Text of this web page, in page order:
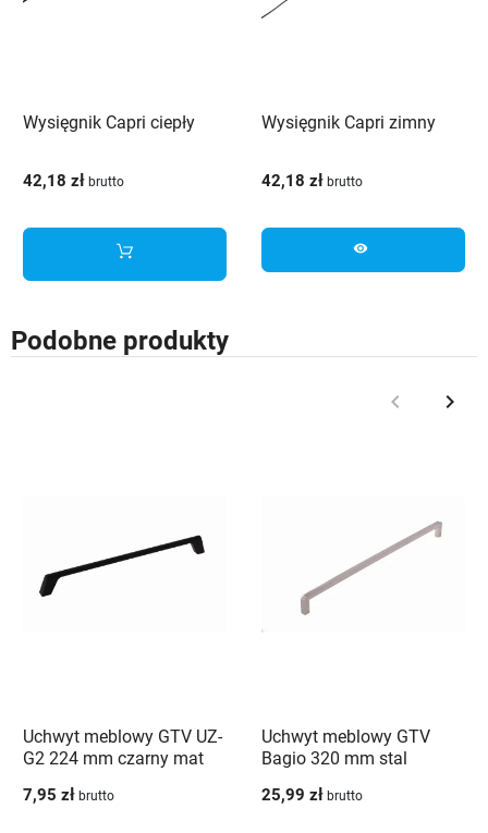
Wysięgnik Capri ciepły
42,18 zł brutto
Wysięgnik Capri zimny
42,18 zł brutto
visibility
Podobne produkty
Poprzedni
keyboard_arrow_left keyboard_arrow_right
Uchwyt meblowy GTV UZ-
G2 224 mm czarny mat
7,95 zł brutto
Uchwyt meblowy GTV
Bagio 320 mm stal
25,99 zł brutto